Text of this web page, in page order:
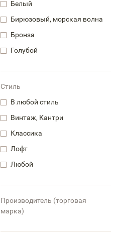
Белый
Бирюзовый, морская волна
Бронза
Голубой
Стиль
В любой стиль
Винтаж, Кантри
Классика
Лофт
Любой
Производитель (торговая
марка)